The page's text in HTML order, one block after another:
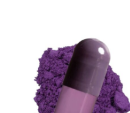
CITEȘTE MAI MULT